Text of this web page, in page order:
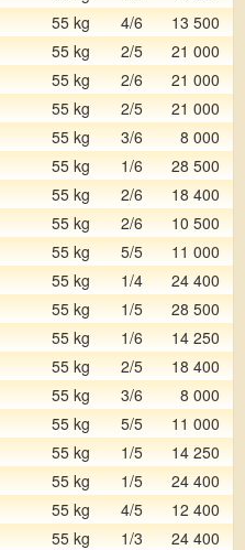
55 kg 4/6 13 500
55 kg 2/5 21 000
55 kg 2/6 21 000
55 kg 2/5 21 000
55 kg 3/6 8 000
55 kg 1/6 28 500
55 kg 2/6 18 400
55 kg 2/6 10 500
55 kg 5/5 11 000
55 kg 1/4 24 400
55 kg 1/5 28 500
55 kg 1/6 14 250
55 kg 2/5 18 400
55 kg 3/6 8 000
55 kg 5/5
11 000
55 kg 1/5 14 250
55 kg 1/5 24 400
55 kg 4/5 12 400
55 kg 1/3 24 400